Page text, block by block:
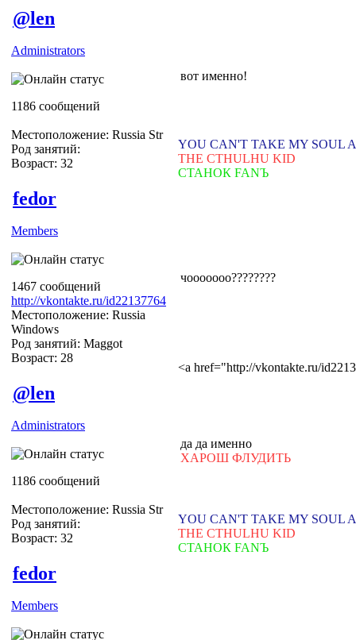
@len
Administrators
1186 сообщений
Местоположение: Russia Str
Род занятий:
Возраст: 32
вот именно!
YOU CAN'T TAKE MY SOUL
THE CTHULHU KID
СТАНОК FANЪ
fedor
Members
1467 сообщений
http://vkontakte.ru/id22137764
Местоположение: Russia
Windows
Род занятий: Maggot
Возраст: 28
чооооооо????????
<a href="http://vkontakte.ru/
@len
Administrators
1186 сообщений
Местоположение: Russia Str
Род занятий:
Возраст: 32
да да именно
ХАРОШ ФЛУДИТЬ
YOU CAN'T TAKE MY SOUL
THE CTHULHU KID
СТАНОК FANЪ
fedor
Members